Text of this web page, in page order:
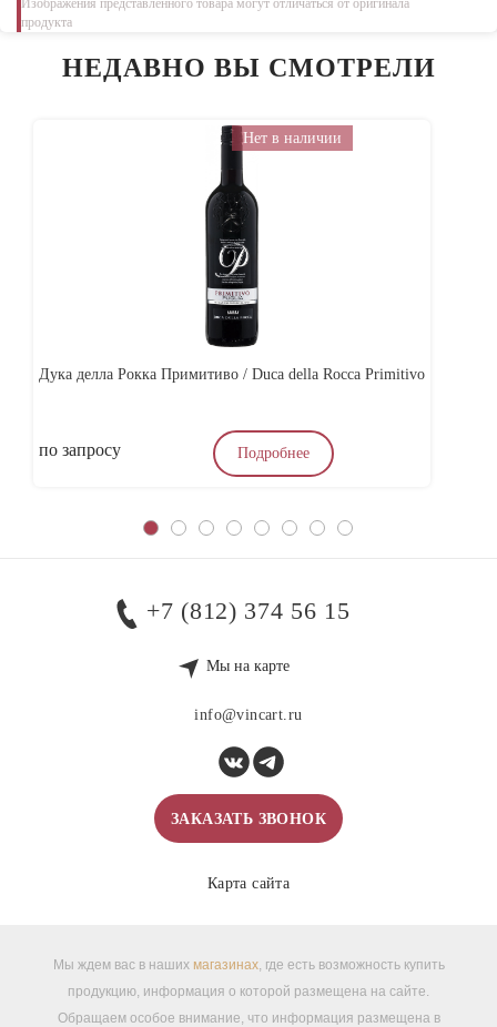
Изображения представленного товара могут отличаться от оригинала
продукта
НЕДАВНО ВЫ СМОТРЕЛИ
Нет в наличии
Дука делла Рокка Примитиво / Duca della Rocca Primitivo
по запросу Подробнее
+7 (812) 374 56 15
Мы на карте
info@vincart.ru
ЗАКАЗАТЬ ЗВОНОК
Карта сайта
Мы ждем вас в наших магазинах, где есть возможность купить
продукцию, информация о которой размещена на сайте.
Обращаем особое внимание, что информация размещена в